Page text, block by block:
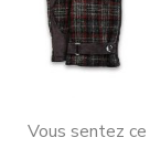
Vous sentez